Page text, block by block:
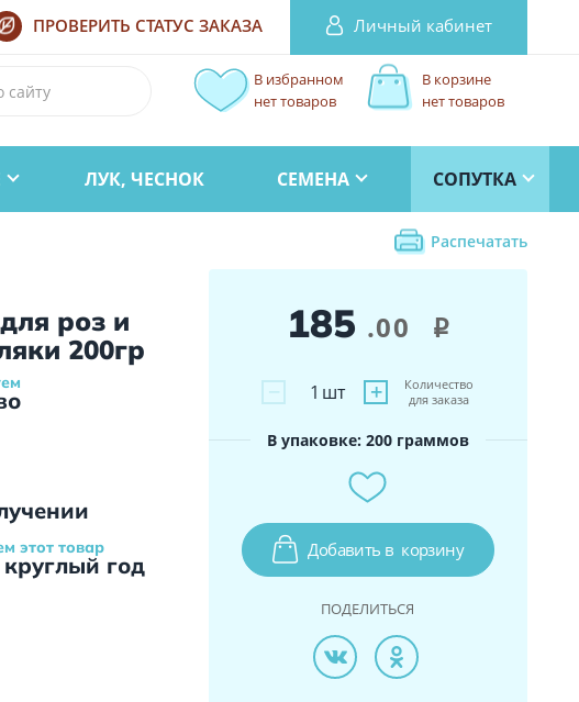
ПРОВЕРИТЬ СТАТУС ЗАКАЗА Личный кабинет
В корзине
нет товаров
В избранном
нет товаров
ЛУК, ЧЕСНОК СЕМЕНА СОПУТКА
Распечатать
роз и
200гр
этот товар
год
185 .00 i
− +
1 шт
Количество
для заказа
В упаковке: 200 граммов
Добавить в корзину
ПОДЕЛИТЬСЯ